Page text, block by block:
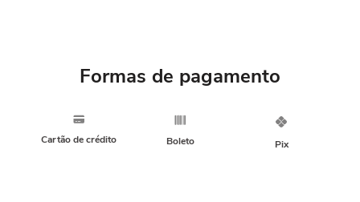
Formas de pagamento
Cartão de crédito Boleto Pix